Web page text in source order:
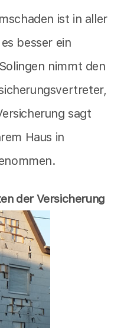
ist in aller
besser ein
nimmt den
sagt
Haus in
der Versicherung